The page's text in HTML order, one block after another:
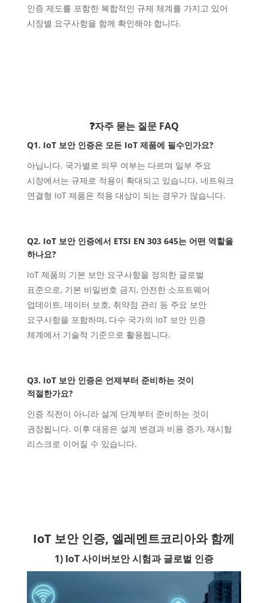
인증 제도를 포함한 복합적인 규제 체계를 가지고 있어
시장별 요구사항을 함께 확인해야 합니다.
❓자주 묻는 질문 FAQ
Q1. IoT 보안 인증은 모든 IoT 제품에 필수인가요?
아닙니다. 국가별로 의무 여부는 다르며 일부 주요
시장에서는 규제로 적용이 확대되고 있습니다. 네트워크
연결형 IoT 제품은 적용 대상이 되는 경우가 많습니다.
Q2. IoT 보안 인증에서 ETSI EN 303 645는 어떤 역할을
하나요?
IoT 제품의 기본 보안 요구사항을 정의한 글로벌
표준으로, 기본 비밀번호 금지, 안전한 소프트웨어
업데이트, 데이터 보호, 취약점 관리 등 주요 보안
요구사항을 포함하며, 다수 국가의 IoT 보안 인증
체계에서 기술적 기준으로 활용됩니다.
Q3. IoT 보안 인증은 언제부터 준비하는 것이
적절한가요?
인증 직전이 아니라 설계 단계부터 준비하는 것이
권장됩니다. 이후 대응은 설계 변경과 비용 증가, 재시험
리스크로 이어질 수 있습니다.
IoT 보안 인증, 엘레멘트코리아와 함께
1) IoT 사이버보안 시험과 글로벌 인증